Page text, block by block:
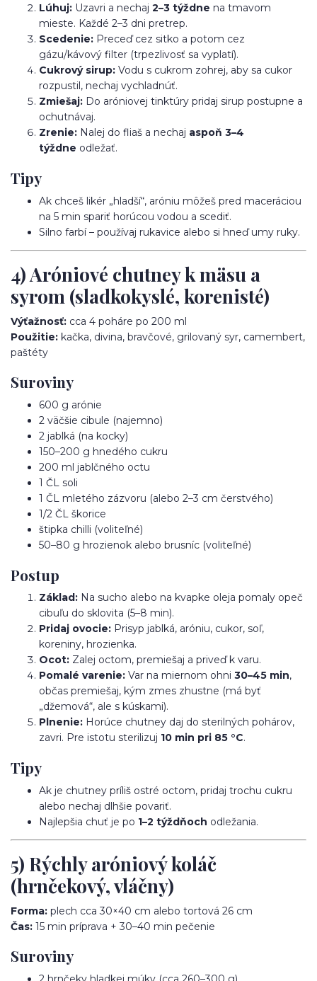
Lúhuj: Uzavri a nechaj 2–3 týždne na tmavom
mieste. Každé 2–3 dni pretrep.
Scedenie: Preceď cez sitko a potom cez
gázu/kávový filter (trpezlivosť sa vyplatí).
Cukrový sirup: Vodu s cukrom zohrej, aby sa cukor
rozpustil, nechaj vychladnúť.
Zmiešaj: Do aróniovej tinktúry pridaj sirup postupne a
ochutnávaj.
Zrenie: Nalej do fliaš a nechaj aspoň 3–4
týždne odležať.
Tipy
Ak chceš likér „hladší“, aróniu môžeš pred maceráciou
na 5 min spariť horúcou vodou a scediť.
Silno farbí – používaj rukavice alebo si hneď umy ruky.
4) Aróniové chutney k mäsu a
syrom (sladkokyslé, korenisté)
Výťažnosť: cca 4 poháre po 200 ml
Použitie: kačka, divina, bravčové, grilovaný syr, camembert,
paštéty
Suroviny
600 g arónie
2 väčšie cibule (najemno)
2 jablká (na kocky)
150–200 g hnedého cukru
200 ml jablčného octu
1 ČL soli
1 ČL mletého zázvoru (alebo 2–3 cm čerstvého)
1/2 ČL škorice
štipka chilli (voliteľné)
50–80 g hrozienok alebo brusníc (voliteľné)
Postup
Základ: Na sucho alebo na kvapke oleja pomaly opeč
cibuľu do sklovita (5–8 min).
Pridaj ovocie: Prisyp jablká, aróniu, cukor, soľ,
koreniny, hrozienka.
Ocot: Zalej octom, premiešaj a priveď k varu.
Pomalé varenie: Var na miernom ohni 30–45 min,
občas premiešaj, kým zmes zhustne (má byť
„džemová“, ale s kúskami).
Plnenie: Horúce chutney daj do sterilných pohárov,
zavri. Pre istotu sterilizuj 10 min pri 85 °C.
Tipy
Ak je chutney príliš ostré octom, pridaj trochu cukru
alebo nechaj dlhšie povariť.
Najlepšia chuť je po 1–2 týždňoch odležania.
5) Rýchly aróniový koláč
(hrnčekový, vláčny)
Forma: plech cca 30×40 cm alebo tortová 26 cm
Čas: 15 min príprava + 30–40 min pečenie
Suroviny